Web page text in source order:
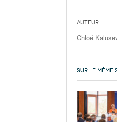
Auteur
Chloé
SUR LE MÊME